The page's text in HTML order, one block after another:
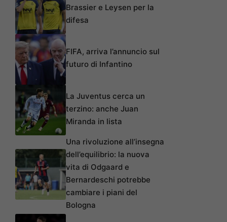
Brassier e Leysen per la
difesa
FIFA, arriva l’annuncio sul
futuro di Infantino
La Juventus cerca un
terzino: anche Juan
Miranda in lista
Una rivoluzione all’insegna
dell’equilibrio: la nuova
vita di Odgaard e
Bernardeschi potrebbe
cambiare i piani del
Bologna